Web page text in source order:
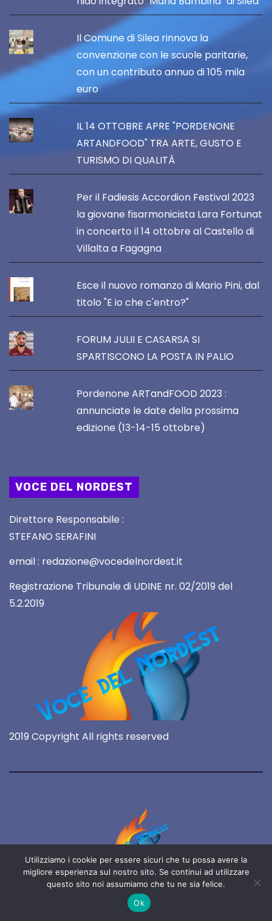
Il Comune di Silea rinnova la
convenzione con le scuole paritarie,
con un contributo annuo di 105 mila
euro
IL 14 OTTOBRE APRE "PORDENONE
ARTANDFOOD" TRA ARTE, GUSTO E
TURISMO DI QUALITÀ
Per il Fadiesis Accordion Festival 2023
la giovane fisarmonicista Lara Fortunat
in concerto il 14 ottobre al Castello di
Villalta a Fagagna
Esce il nuovo romanzo di Mario Pini, dal
titolo "E io che c'entro?"
FORUM JULII E CASARSA SI
SPARTISCONO LA POSTA IN PALIO
Pordenone ARTandFOOD 2023 :
annunciate le date della prossima
edizione (13-14-15 ottobre)
VOCE DEL NORDEST
Direttore Responsabile :
STEFANO SERAFINI
email : redazione@vocedelnordest.it
Registrazione Tribunale di UDINE nr. 02/2019 del
5.2.2019
2019 Copyright All rights reserved
Voce del NordEst
online 24/7
Utilizziamo i cookie per essere sicuri che tu possa avere la
migliore esperienza sul nostro sito. Se continui ad utilizzare
questo sito noi assumiamo che tu ne sia felice.
Ok